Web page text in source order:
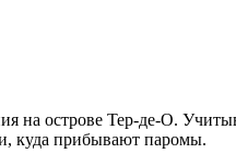
на острове Тер-де-О.
куда прибывают паромы.